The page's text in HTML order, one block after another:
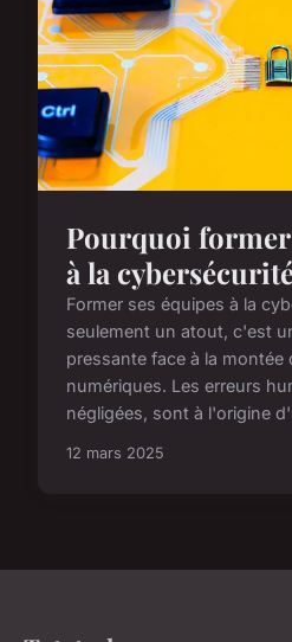
Pourquoi former
à la
Former ses équipes à la
seulement un atout, c'est
pressante face à la montée
numériques. Les erreurs
négligées, sont à l'origine
12 mars 2025